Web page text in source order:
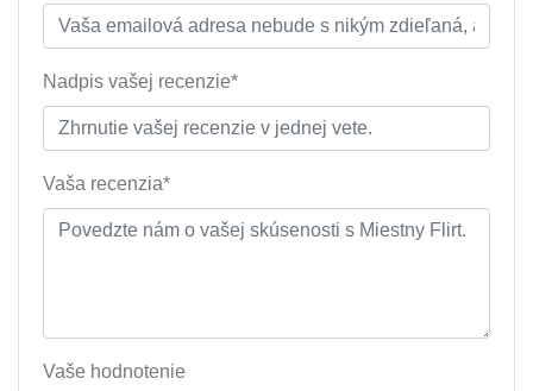
Nadpis vašej recenzie*
Vaša recenzia*
Vaše hodnotenie